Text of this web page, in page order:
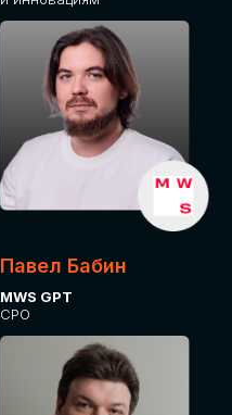
Павел Бабин
MWS GPT
CPO